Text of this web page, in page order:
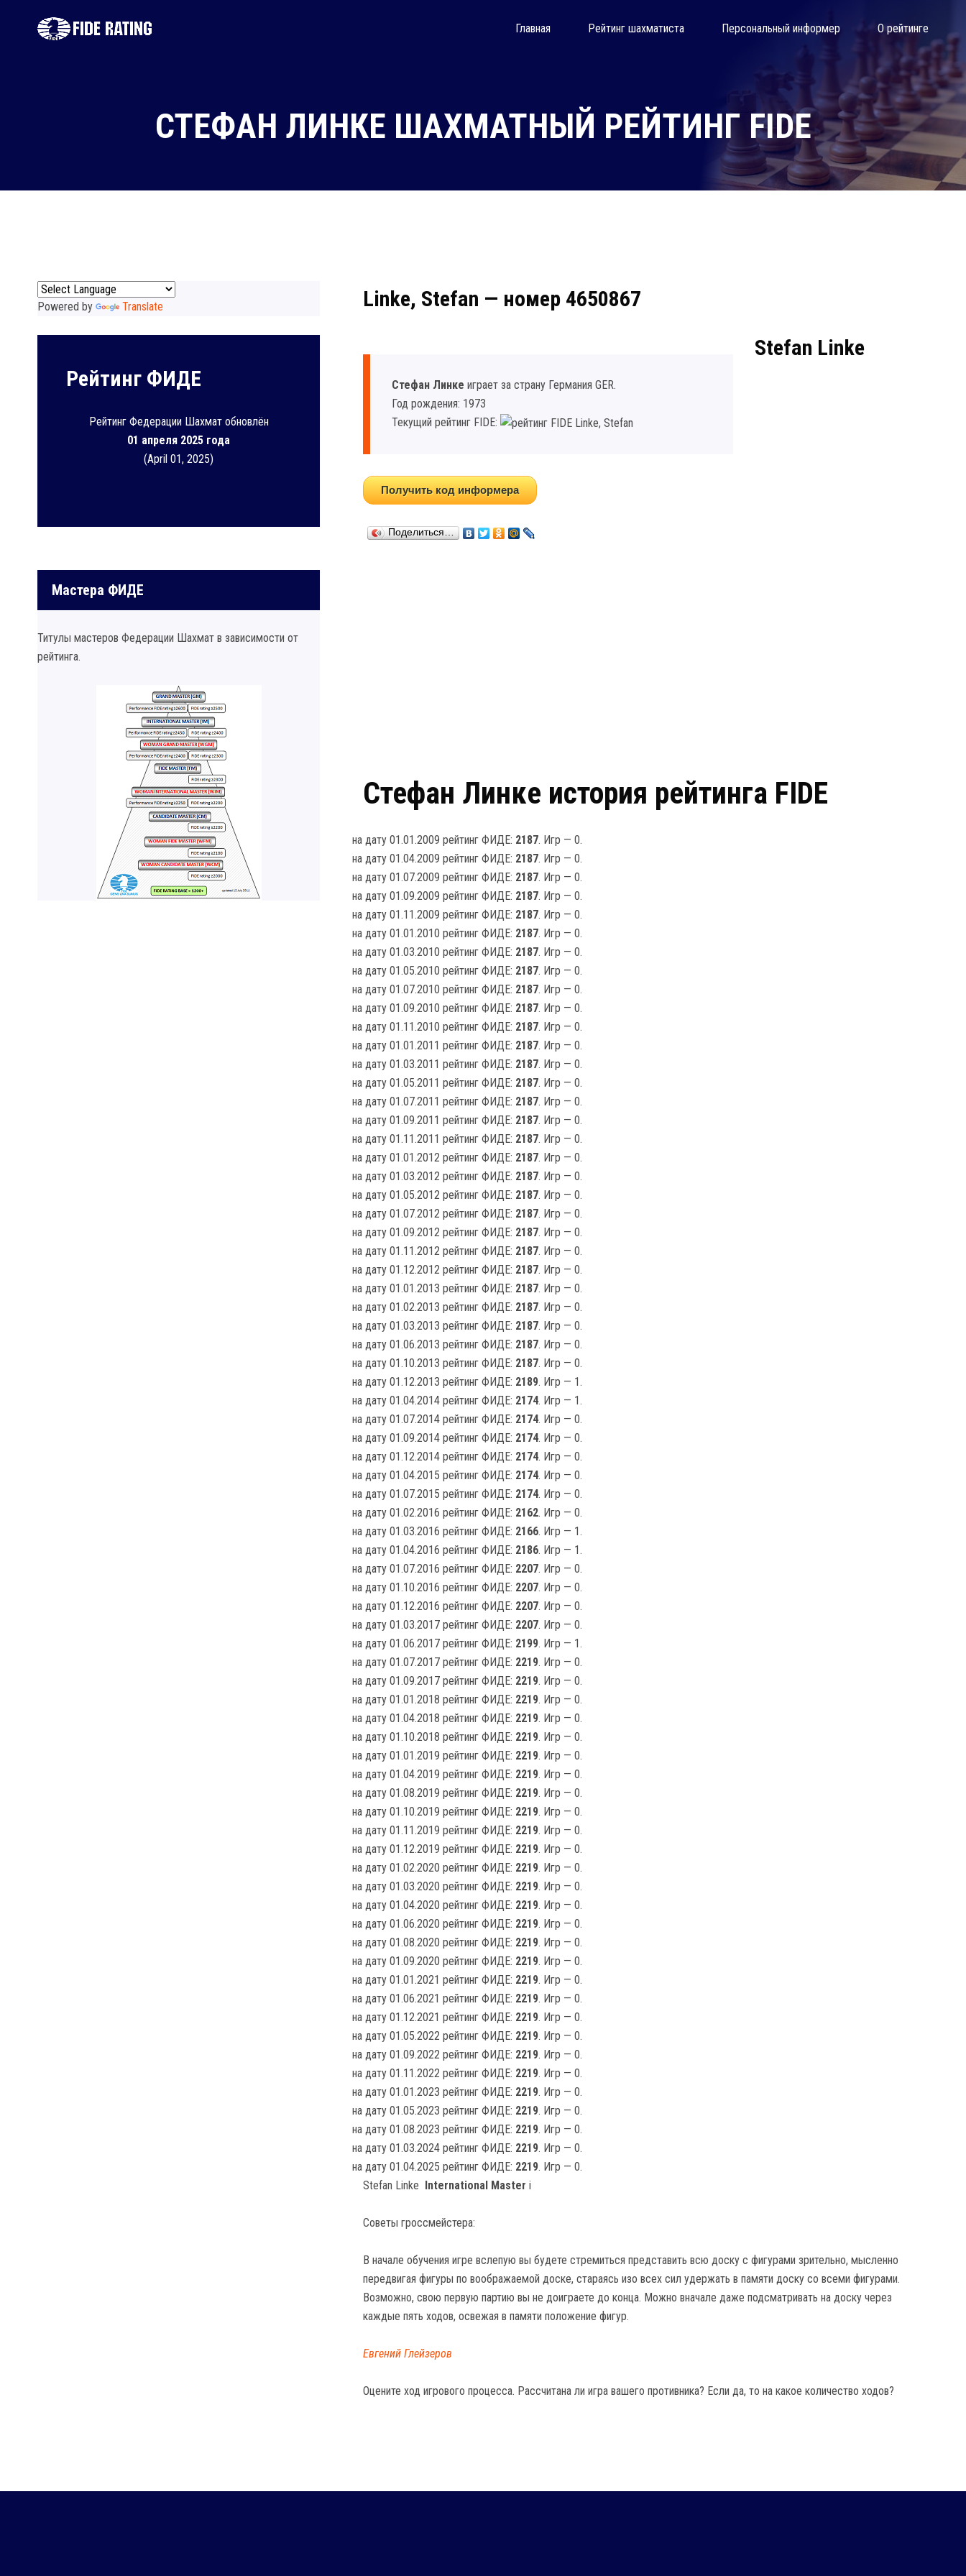
Главная Рейтинг шахматиста Персональный информер О рейтинге
СТЕФАН ЛИНКЕ ШАХМАТНЫЙ РЕЙТИНГ FIDE
Powered by Translate
Рейтинг ФИДЕ
Рейтинг Федерации Шахмат обновлён
01 апреля 2025 года
(April 01, 2025)
Мастера ФИДЕ
Титулы мастеров Федерации Шахмат в зависимости от
рейтинга.
Linke, Stefan — номер 4650867
Стефан Линке играет за страну Германия GER.
Год рождения: 1973
Текущий рейтинг FIDE:
Получить код информера
Поделиться…
Stefan Linke
Стефан Линке история рейтинга FIDE
на дату 01.01.2009 рейтинг ФИДЕ: 2187. Игр — 0.
на дату 01.04.2009 рейтинг ФИДЕ: 2187. Игр — 0.
на дату 01.07.2009 рейтинг ФИДЕ: 2187. Игр — 0.
на дату 01.09.2009 рейтинг ФИДЕ: 2187. Игр — 0.
на дату 01.11.2009 рейтинг ФИДЕ: 2187. Игр — 0.
на дату 01.01.2010 рейтинг ФИДЕ: 2187. Игр — 0.
на дату 01.03.2010 рейтинг ФИДЕ: 2187. Игр — 0.
на дату 01.05.2010 рейтинг ФИДЕ: 2187. Игр — 0.
на дату 01.07.2010 рейтинг ФИДЕ: 2187. Игр — 0.
на дату 01.09.2010 рейтинг ФИДЕ: 2187. Игр — 0.
на дату 01.11.2010 рейтинг ФИДЕ: 2187. Игр — 0.
на дату 01.01.2011 рейтинг ФИДЕ: 2187. Игр — 0.
на дату 01.03.2011 рейтинг ФИДЕ: 2187. Игр — 0.
на дату 01.05.2011 рейтинг ФИДЕ: 2187. Игр — 0.
на дату 01.07.2011 рейтинг ФИДЕ: 2187. Игр — 0.
на дату 01.09.2011 рейтинг ФИДЕ: 2187. Игр — 0.
на дату 01.11.2011 рейтинг ФИДЕ: 2187. Игр — 0.
на дату 01.01.2012 рейтинг ФИДЕ: 2187. Игр — 0.
на дату 01.03.2012 рейтинг ФИДЕ: 2187. Игр — 0.
на дату 01.05.2012 рейтинг ФИДЕ: 2187. Игр — 0.
на дату 01.07.2012 рейтинг ФИДЕ: 2187. Игр — 0.
на дату 01.09.2012 рейтинг ФИДЕ: 2187. Игр — 0.
на дату 01.11.2012 рейтинг ФИДЕ: 2187. Игр — 0.
на дату 01.12.2012 рейтинг ФИДЕ: 2187. Игр — 0.
на дату 01.01.2013 рейтинг ФИДЕ: 2187. Игр — 0.
на дату 01.02.2013 рейтинг ФИДЕ: 2187. Игр — 0.
на дату 01.03.2013 рейтинг ФИДЕ: 2187. Игр — 0.
на дату 01.06.2013 рейтинг ФИДЕ: 2187. Игр — 0.
на дату 01.10.2013 рейтинг ФИДЕ: 2187. Игр — 0.
на дату 01.12.2013 рейтинг ФИДЕ: 2189. Игр — 1.
на дату 01.04.2014 рейтинг ФИДЕ: 2174. Игр — 1.
на дату 01.07.2014 рейтинг ФИДЕ: 2174. Игр — 0.
на дату 01.09.2014 рейтинг ФИДЕ: 2174. Игр — 0.
на дату 01.12.2014 рейтинг ФИДЕ: 2174. Игр — 0.
на дату 01.04.2015 рейтинг ФИДЕ: 2174. Игр — 0.
на дату 01.07.2015 рейтинг ФИДЕ: 2174. Игр — 0.
на дату 01.02.2016 рейтинг ФИДЕ: 2162. Игр — 0.
на дату 01.03.2016 рейтинг ФИДЕ: 2166. Игр — 1.
на дату 01.04.2016 рейтинг ФИДЕ: 2186. Игр — 1.
на дату 01.07.2016 рейтинг ФИДЕ: 2207. Игр — 0.
на дату 01.10.2016 рейтинг ФИДЕ: 2207. Игр — 0.
на дату 01.12.2016 рейтинг ФИДЕ: 2207. Игр — 0.
на дату 01.03.2017 рейтинг ФИДЕ: 2207. Игр — 0.
на дату 01.06.2017 рейтинг ФИДЕ: 2199. Игр — 1.
на дату 01.07.2017 рейтинг ФИДЕ: 2219. Игр — 0.
на дату 01.09.2017 рейтинг ФИДЕ: 2219. Игр — 0.
на дату 01.01.2018 рейтинг ФИДЕ: 2219. Игр — 0.
на дату 01.04.2018 рейтинг ФИДЕ: 2219. Игр — 0.
на дату 01.10.2018 рейтинг ФИДЕ: 2219. Игр — 0.
на дату 01.01.2019 рейтинг ФИДЕ: 2219. Игр — 0.
на дату 01.04.2019 рейтинг ФИДЕ: 2219. Игр — 0.
на дату 01.08.2019 рейтинг ФИДЕ: 2219. Игр — 0.
на дату 01.10.2019 рейтинг ФИДЕ: 2219. Игр — 0.
на дату 01.11.2019 рейтинг ФИДЕ: 2219. Игр — 0.
на дату 01.12.2019 рейтинг ФИДЕ: 2219. Игр — 0.
на дату 01.02.2020 рейтинг ФИДЕ: 2219. Игр — 0.
на дату 01.03.2020 рейтинг ФИДЕ: 2219. Игр — 0.
на дату 01.04.2020 рейтинг ФИДЕ: 2219. Игр — 0.
на дату 01.06.2020 рейтинг ФИДЕ: 2219. Игр — 0.
на дату 01.08.2020 рейтинг ФИДЕ: 2219. Игр — 0.
на дату 01.09.2020 рейтинг ФИДЕ: 2219. Игр — 0.
на дату 01.01.2021 рейтинг ФИДЕ: 2219. Игр — 0.
на дату 01.06.2021 рейтинг ФИДЕ: 2219. Игр — 0.
на дату 01.12.2021 рейтинг ФИДЕ: 2219. Игр — 0.
на дату 01.05.2022 рейтинг ФИДЕ: 2219. Игр — 0.
на дату 01.09.2022 рейтинг ФИДЕ: 2219. Игр — 0.
на дату 01.11.2022 рейтинг ФИДЕ: 2219. Игр — 0.
на дату 01.01.2023 рейтинг ФИДЕ: 2219. Игр — 0.
на дату 01.05.2023 рейтинг ФИДЕ: 2219. Игр — 0.
на дату 01.08.2023 рейтинг ФИДЕ: 2219. Игр — 0.
на дату 01.03.2024 рейтинг ФИДЕ: 2219. Игр — 0.
на дату 01.04.2025 рейтинг ФИДЕ: 2219. Игр — 0.
Stefan Linke International Master i
Советы гроссмейстера:
В начале обучения игре вслепую вы будете стремиться представить всю доску с фигурами зрительно, мысленно
передвигая фигуры по воображаемой доске, стараясь изо всех сил удержать в памяти доску со всеми фигурами.
Возможно, свою первую партию вы не доиграете до конца. Можно вначале даже подсматривать на доску через
каждые пять ходов, освежая в памяти положение фигур.
Евгений Глейзеров
Оцените ход игрового процесса. Рассчитана ли игра вашего противника? Если да, то на какое количество ходов?